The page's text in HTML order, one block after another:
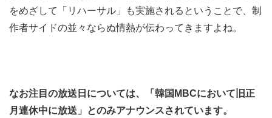
をめざして「リハーサル」も実施されるということで、制
作者サイドの並々ならぬ情熱が伝わってきますよね。
なお注目の放送日については、「韓国MBCにおいて旧正
月連休中に放送」とのみアナウンスされています。